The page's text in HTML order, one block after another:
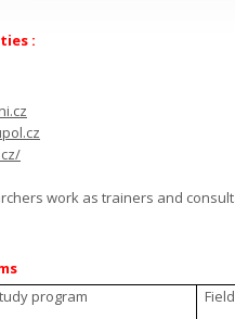
:
work as trainers and
program